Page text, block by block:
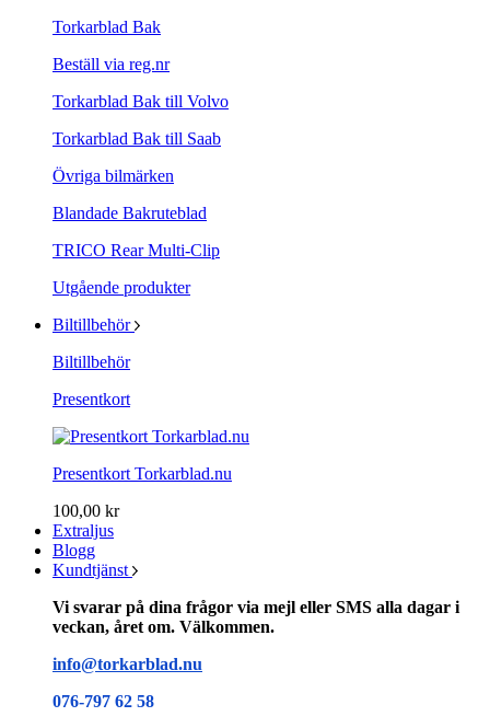
Torkarblad Bak
Beställ via reg.nr
Torkarblad Bak till Volvo
Torkarblad Bak till Saab
Övriga bilmärken
Blandade Bakruteblad
TRICO Rear Multi-Clip
Utgående produkter
Biltillbehör
Biltillbehör
Presentkort
Presentkort Torkarblad.nu
100,00 kr
Extraljus
Blogg
Kundtjänst
Vi svarar på dina frågor via mejl eller SMS alla dagar i
veckan, året om. Välkommen.
info@torkarblad.nu
076-797 62 58